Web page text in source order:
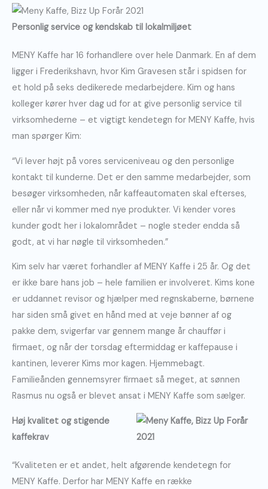
Personlig service og kendskab til lokalmiljøet
MENY Kaffe har 16 forhandlere over hele Danmark. En af dem
ligger i Frederikshavn, hvor Kim Gravesen står i spidsen for
et hold på seks dedikerede medarbejdere. Kim og hans
kolleger kører hver dag ud for at give personlig service til
virksomhederne – et vigtigt kendetegn for MENY Kaffe, hvis
man spørger Kim:
“Vi lever højt på vores serviceniveau og den personlige
kontakt til kunderne. Det er den samme medarbejder, som
besøger virksomheden, når kaffeautomaten skal efterses,
eller når vi kommer med nye produkter. Vi kender vores
kunder godt her i lokalområdet – nogle steder endda så
godt, at vi har nøgle til virksomheden.”
Kim selv har været forhandler af MENY Kaffe i 25 år. Og det
er ikke bare hans job – hele familien er involveret. Kims kone
er uddannet revisor og hjælper med regnskaberne, børnene
har siden små givet en hånd med at veje bønner af og
pakke dem, svigerfar var gennem mange år chauffør i
firmaet, og når der torsdag eftermiddag er kaffepause i
kantinen, leverer Kims mor kagen. Hjemmebagt.
Familieånden gennemsyrer firmaet så meget, at sønnen
Rasmus nu også er blevet ansat i MENY Kaffe som sælger.
Høj kvalitet og stigende
kaffekrav
“Kvaliteten er et andet, helt afgørende kendetegn for
MENY Kaffe. Derfor har MENY Kaffe en række